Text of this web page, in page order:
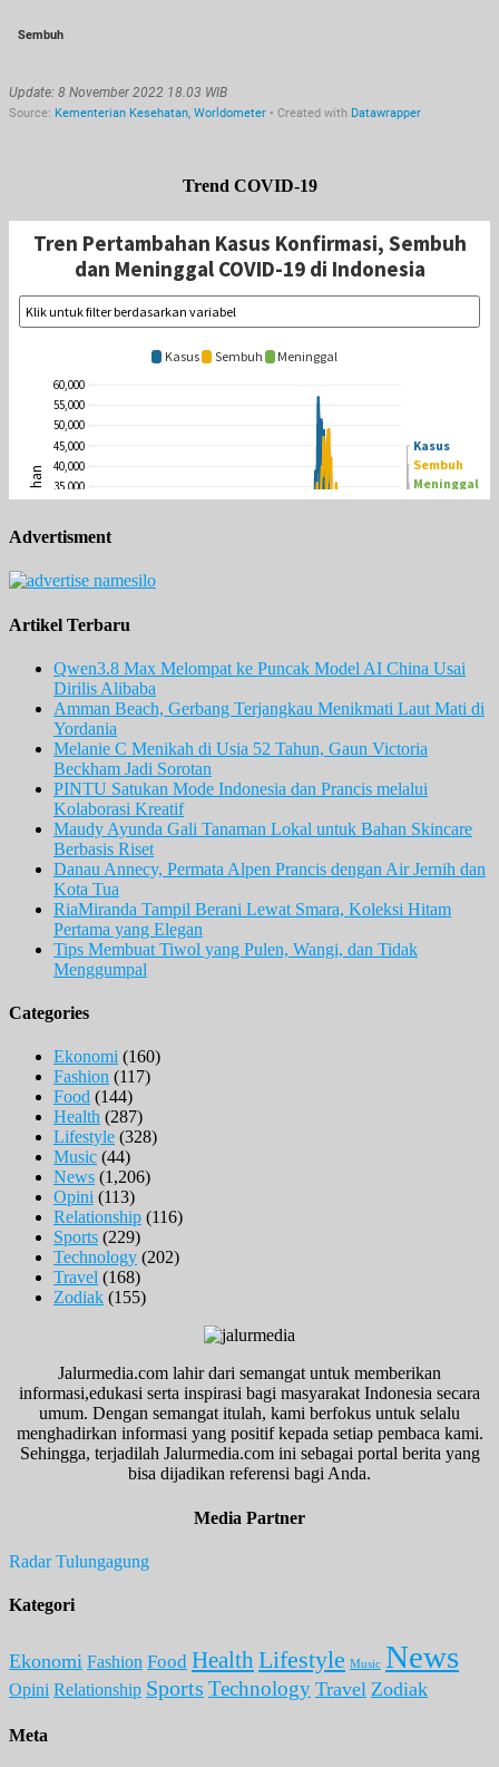
Trend COVID-19
Advertisment
Artikel Terbaru
Qwen3.8 Max Melompat ke Puncak Model AI China Usai
Dirilis Alibaba
Amman Beach, Gerbang Terjangkau Menikmati Laut Mati di
Yordania
Melanie C Menikah di Usia 52 Tahun, Gaun Victoria
Beckham Jadi Sorotan
PINTU Satukan Mode Indonesia dan Prancis melalui
Kolaborasi Kreatif
Maudy Ayunda Gali Tanaman Lokal untuk Bahan Skincare
Berbasis Riset
Danau Annecy, Permata Alpen Prancis dengan Air Jernih dan
Kota Tua
RiaMiranda Tampil Berani Lewat Smara, Koleksi Hitam
Pertama yang Elegan
Tips Membuat Tiwol yang Pulen, Wangi, dan Tidak
Menggumpal
Categories
Ekonomi (160)
Fashion (117)
Food (144)
Health (287)
Lifestyle (328)
Music (44)
News (1,206)
Opini (113)
Relationship (116)
Sports (229)
Technology (202)
Travel (168)
Zodiak (155)
Jalurmedia.com lahir dari semangat untuk memberikan
informasi,edukasi serta inspirasi bagi masyarakat Indonesia secara
umum. Dengan semangat itulah, kami berfokus untuk selalu
menghadirkan informasi yang positif kepada setiap pembaca kami.
Sehingga, terjadilah Jalurmedia.com ini sebagai portal berita yang
bisa dijadikan referensi bagi Anda.
Media Partner
Radar Tulungagung
Kategori
Ekonomi Fashion Food Health Lifestyle Music News
Opini Relationship Sports Technology Travel Zodiak
Meta